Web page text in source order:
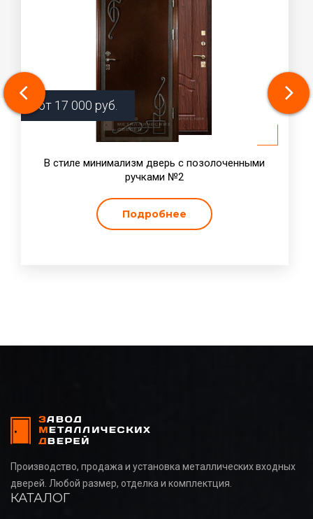
от 17 000 руб.
В стиле минимализм дверь с позолоченными
ручками №2
Подробнее
Производство, продажа и установка металлических входных
дверей. Любой размер, отделка и комплектция.
КАТАЛОГ